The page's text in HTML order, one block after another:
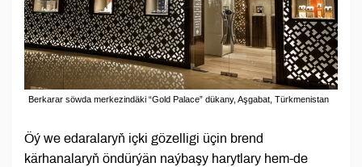
Berkarar söwda merkezindäki “Gold Palace” dükany, Aşgabat, Türkmenistan
Öý we edaralaryň içki gözelligi üçin brend
kärhanalaryň öndürýän naýbaşy harytlary hem-de